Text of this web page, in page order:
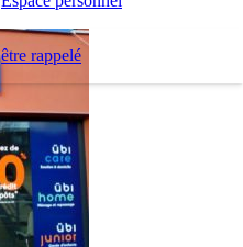
être rappelé